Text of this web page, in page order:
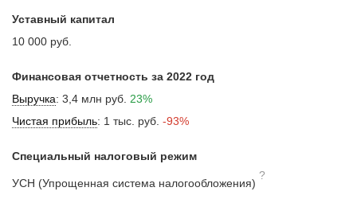
Уставный капитал
10 000 руб.
Финансовая отчетность за 2022 год
Выручка: 3,4 млн руб. 23%
Чистая прибыль: 1 тыс. руб. -93%
Специальный налоговый режим
УСН (Упрощенная система налогообложения)
?